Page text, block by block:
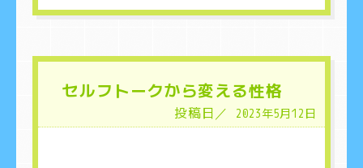
セルフトークから変える性格
投稿日／ 2023年5月12日